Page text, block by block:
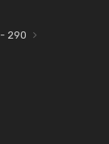
290